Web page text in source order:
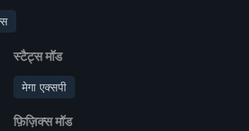
स्टैट्स मॉड
मेगा एक्सपी
फ़िज़िक्स मॉड